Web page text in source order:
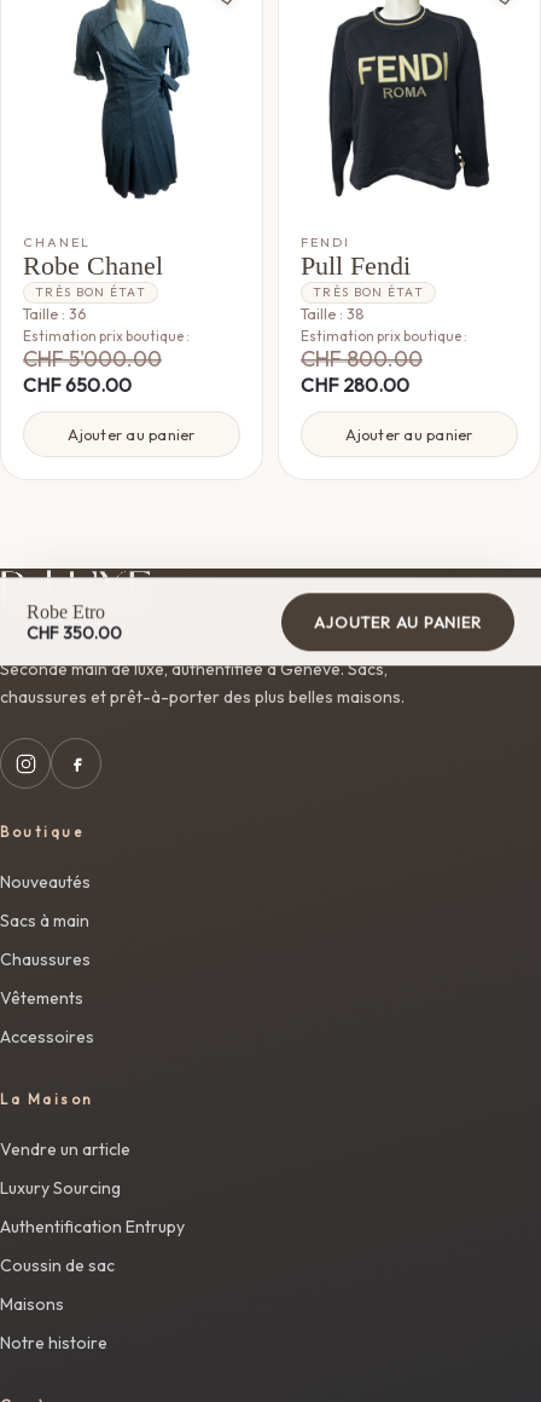
CHANEL
Robe Chanel
TRÈS BON ÉTAT
Taille : 36
Estimation prix boutique :
CHF5'000.00
CHF650.00
Ajouter au panier
FENDI
Pull Fendi
TRÈS BON ÉTAT
Taille : 38
Estimation prix boutique :
CHF800.00
CHF280.00
Ajouter au panier
Robe Etro
CHF350.00 AJOUTER AU PANIER
Seconde main de luxe, authentifiée à Genève. Sacs,
chaussures et prêt-à-porter des plus belles maisons.
Boutique
Nouveautés
Sacs à main
Chaussures
Vêtements
Accessoires
La Maison
Vendre un article
Luxury Sourcing
Authentification Entrupy
Coussin de sac
Maisons
Notre histoire